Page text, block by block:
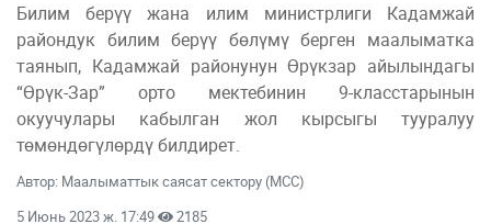
Билим берүү жана илим министрлиги Кадамжай
райондук билим берүү бөлүмү берген маалыматка
таянып, Кадамжай районунун Өрүкзар айылындагы
“Өрүк-Зар” орто мектебинин 9-класстарынын
окуучулары кабылган жол кырсыгы тууралуу
төмөндөгүлөрдү билдирет.
Автор: Маалыматтык саясат сектору (МСС)
5 Июнь 2023 ж. 17:49
2185